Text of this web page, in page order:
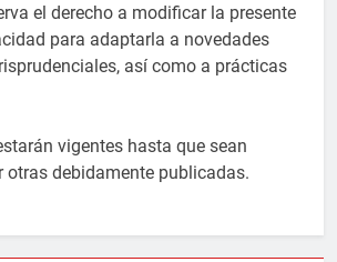
el derecho a modificar la presente
para adaptarla a novedades
así como a prácticas
vigentes hasta que sean
otras debidamente publicadas.